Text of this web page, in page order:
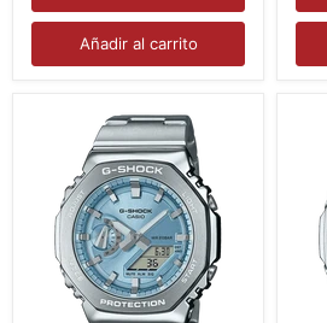
Añadir al carrito